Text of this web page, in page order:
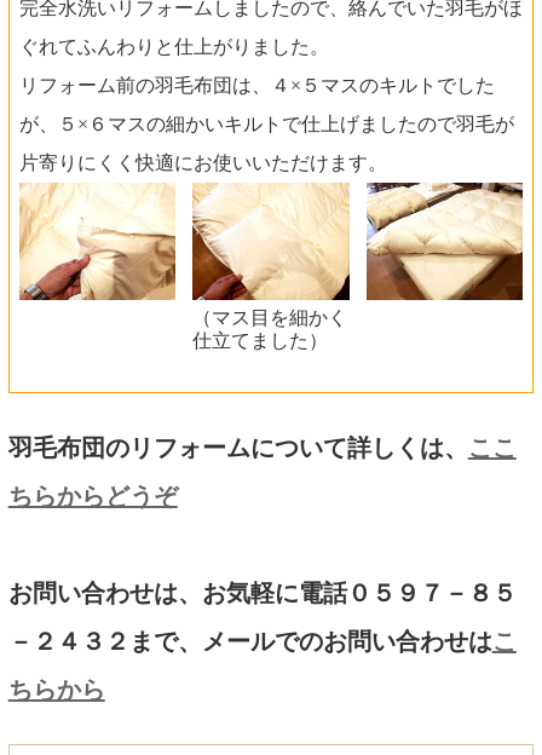
完全水洗いリフォームしましたので、絡んでいた羽毛がほ
ぐれてふんわりと仕上がりました。
リフォーム前の羽毛布団は、４×５マスのキルトでした
が、５×６マスの細かいキルトで仕上げましたので羽毛が
片寄りにくく快適にお使いいただけます。
（マス目を細かく
仕立てました）
羽毛布団のリフォームについて詳しくは、
ここ
ちらからどうぞ
お問い合わせは、お気軽に電話０５９７－８５
－２４３２まで、メールでのお問い合わせはこ
ちらから